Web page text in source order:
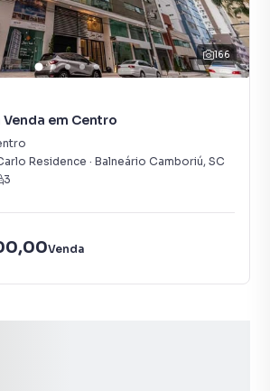
166
em Centro
Residence · Balneário Camboriú, SC
3
Venda